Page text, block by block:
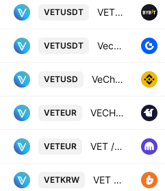
VETUSDT VETUSDT SPOT
VETUSDT Vechain/Tether
VETUSD VeChain / USD
VETEUR VECHAIN / Euro
VETEUR VET / Euro
VETKRW VET / South Korean Won